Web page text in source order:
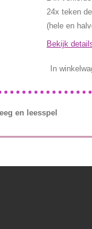
24x teken
(hele en
Bekijk
In
en leesspel